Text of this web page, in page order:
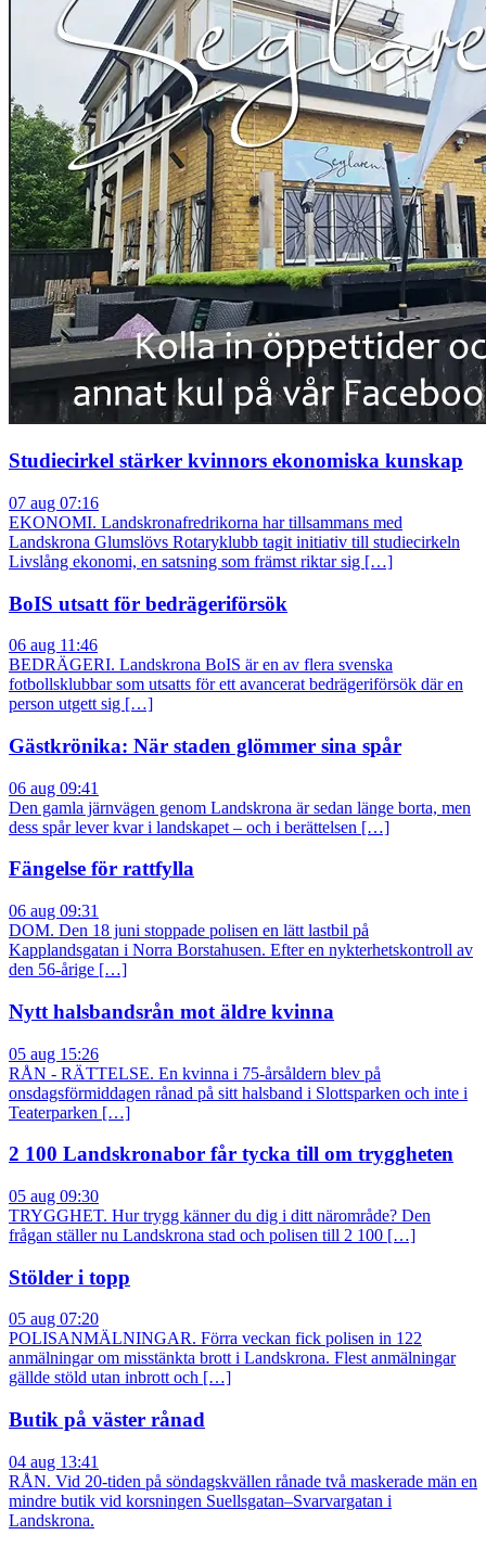
Studiecirkel stärker kvinnors ekonomiska kunskap
07 aug 07:16
EKONOMI. Landskronafredrikorna har tillsammans med
Landskrona Glumslövs Rotaryklubb tagit initiativ till studiecirkeln
Livslång ekonomi, en satsning som främst riktar sig […]
BoIS utsatt för bedrägeriförsök
06 aug 11:46
BEDRÄGERI. Landskrona BoIS är en av flera svenska
fotbollsklubbar som utsatts för ett avancerat bedrägeriförsök där en
person utgett sig […]
Gästkrönika: När staden glömmer sina spår
06 aug 09:41
Den gamla järnvägen genom Landskrona är sedan länge borta, men
dess spår lever kvar i landskapet – och i berättelsen […]
Fängelse för rattfylla
06 aug 09:31
DOM. Den 18 juni stoppade polisen en lätt lastbil på
Kapplandsgatan i Norra Borstahusen. Efter en nykterhetskontroll av
den 56-årige […]
Nytt halsbandsrån mot äldre kvinna
05 aug 15:26
RÅN - RÄTTELSE. En kvinna i 75-årsåldern blev på
onsdagsförmiddagen rånad på sitt halsband i Slottsparken och inte i
Teaterparken […]
2 100 Landskronabor får tycka till om tryggheten
05 aug 09:30
TRYGGHET. Hur trygg känner du dig i ditt närområde? Den
frågan ställer nu Landskrona stad och polisen till 2 100 […]
Stölder i topp
05 aug 07:20
POLISANMÄLNINGAR. Förra veckan fick polisen in 122
anmälningar om misstänkta brott i Landskrona. Flest anmälningar
gällde stöld utan inbrott och […]
Butik på väster rånad
04 aug 13:41
RÅN. Vid 20-tiden på söndagskvällen rånade två maskerade män en
mindre butik vid korsningen Suellsgatan–Svarvargatan i
Landskrona.